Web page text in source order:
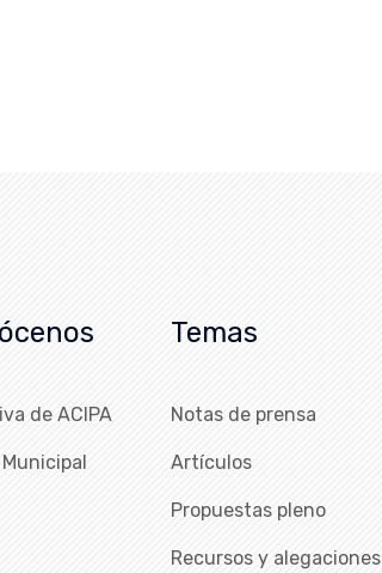
de ACIPA
Temas
Notas de prensa
Artículos
Propuestas pleno
Recursos y alegaciones